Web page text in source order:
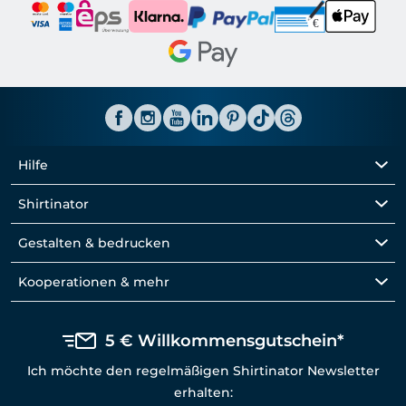
Hilfe
Shirtinator
Gestalten & bedrucken
Kooperationen & mehr
5 € Willkommensgutschein*
Ich möchte den regelmäßigen Shirtinator Newsletter
erhalten: